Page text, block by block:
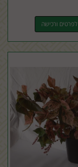
לפרטים ורכישה